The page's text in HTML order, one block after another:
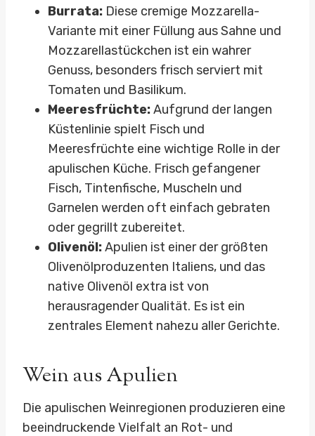
Burrata: Diese cremige Mozzarella-
Variante mit einer Füllung aus Sahne und
Mozzarellastückchen ist ein wahrer
Genuss, besonders frisch serviert mit
Tomaten und Basilikum.
Meeresfrüchte:Aufgrund der langen
Küstenlinie spielt Fisch und
Meeresfrüchte eine wichtige Rolle in der
apulischen Küche. Frisch gefangener
Fisch, Tintenfische, Muscheln und
Garnelen werden oft einfach gebraten
oder gegrillt zubereitet.
Olivenöl:Apulien ist einer der größten
Olivenölproduzenten Italiens, und das
native Olivenöl extra ist von
herausragender Qualität. Es ist ein
zentrales Element nahezu aller Gerichte.
Wein aus Apulien
Die apulischen Weinregionen produzieren eine
beeindruckende Vielfalt an Rot- und